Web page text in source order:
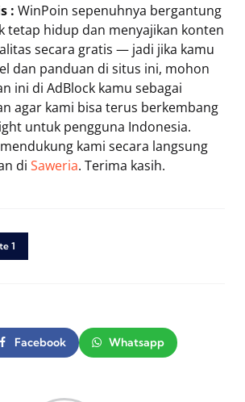
: WinPoin sepenuhnya bergantung
tetap hidup dan menyajikan konten
secara gratis — jadi jika kamu
dan panduan di situs ini, mohon
ini di AdBlock kamu sebagai
agar kami bisa terus berkembang
untuk pengguna Indonesia.
kami secara langsung
di Saweria. Terima kasih.
1
Facebook Whatsapp